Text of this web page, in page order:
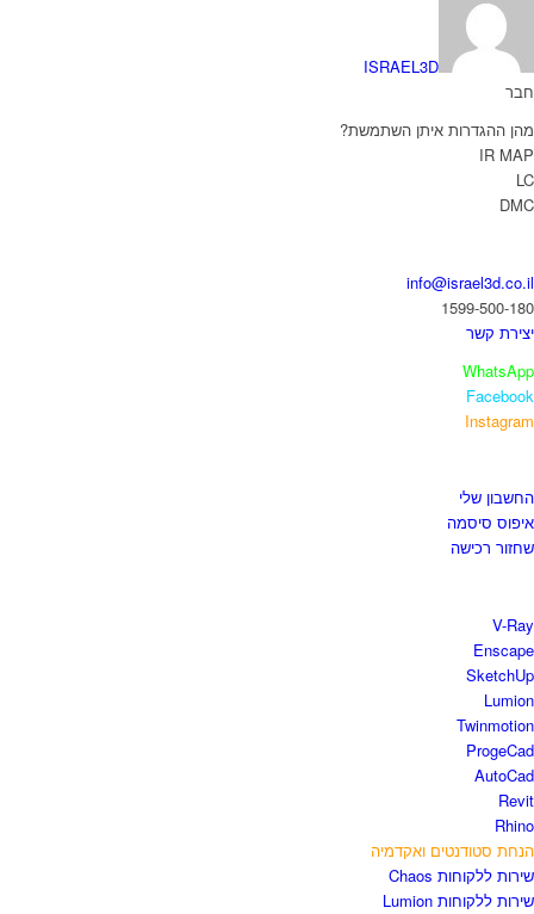
ISRAEL3D
חבר
מהן ההגדרות איתן השתמשת?
IR MAP
LC
DMC
info@israel3d.co.il
1599-500-180
יצירת קשר
WhatsApp
Facebook
Instagram
החשבון שלי
איפוס סיסמה
שחזור רכישה
V-Ray
Enscape
SketchUp
Lumion
Twinmotion
ProgeCad
AutoCad
Revit
Rhino
הנחת סטודנטים ואקדמיה
שירות ללקוחות Chaos
שירות ללקוחות Lumion